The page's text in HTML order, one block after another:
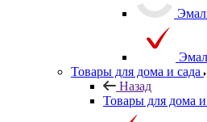
Товары для дома и сада
Назад
Товары для дома и